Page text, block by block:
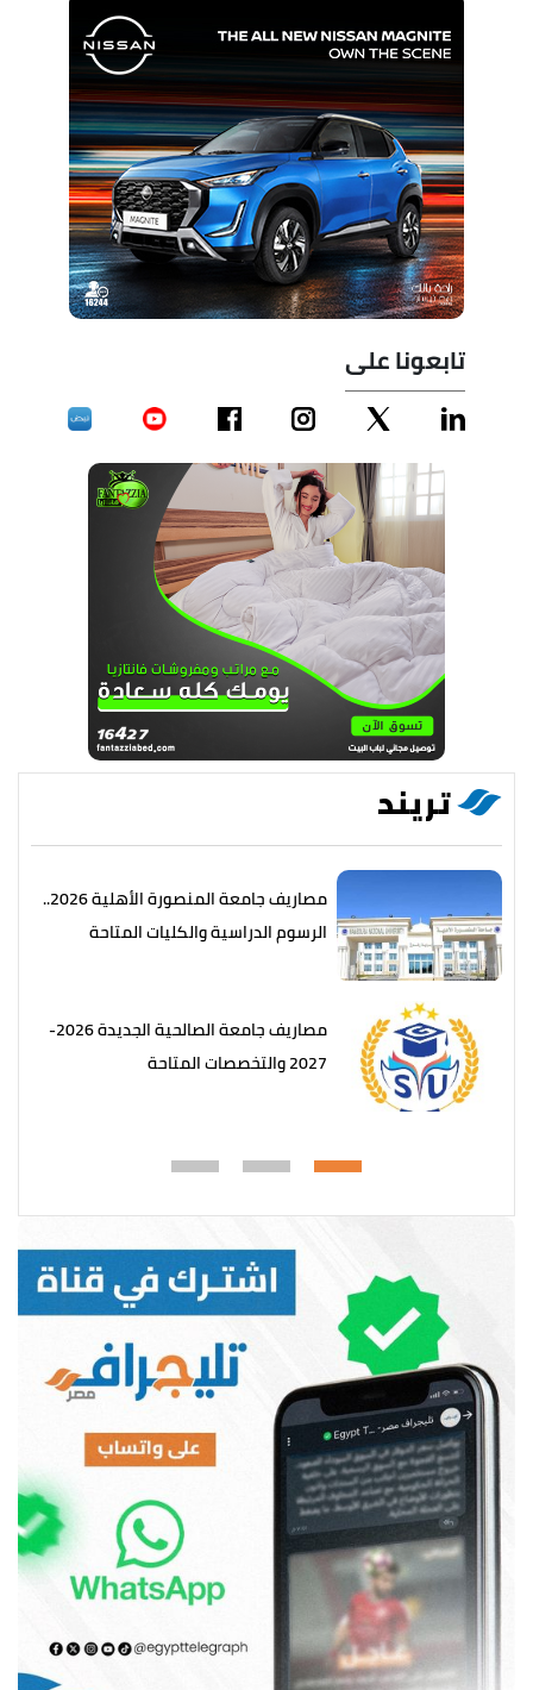
تابعونا على
تريند
مصاريف جامعة المنصورة الأهلية 2026..
الرسوم الدراسية والكليات المتاحة
مصاريف جامعة الصالحية الجديدة 2026-
2027 والتخصصات المتاحة